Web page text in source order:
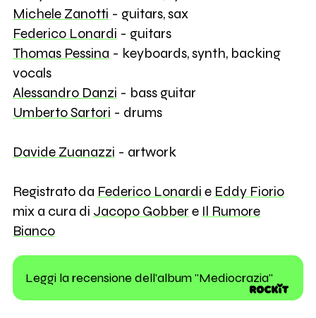
Michele Zanotti - guitars, sax
Federico Lonardi - guitars
Thomas Pessina - keyboards, synth, backing
vocals
Alessandro Danzi - bass guitar
Umberto Sartori - drums
Davide Zuanazzi - artwork
Registrato da Federico Lonardi e Eddy Fiorio
mix a cura di Jacopo Gobber e Il Rumore
Bianco
Leggi la recensione dell'album "Mediocrazia"